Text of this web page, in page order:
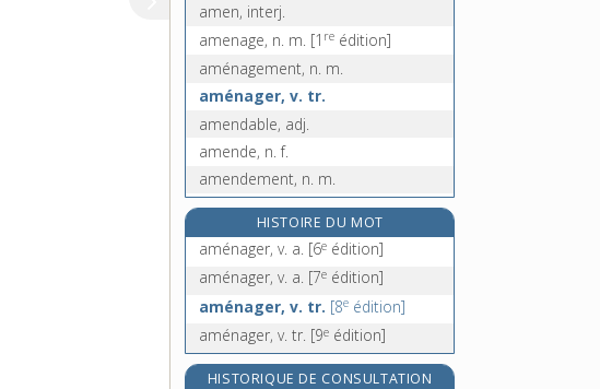
amen, interj.
amenage, n. m. [1 re édition]
aménagement, n. m.
aménager, v. tr.
amendable, adj.
amende, n. f.
amendement, n. m.
amender, v. tr.
amène, adj.
amenée, n. f.
amener, v. tr.
aménité, n. f.
aménorrhée, n. f.
HISTOIRE DU MOT
aménager, v. a. [6e édition]
aménager, v. a. [7e édition]
aménager, v. tr. [8e édition]
aménager, v. tr. [9e édition]
HISTORIQUE DE CONSULTATION